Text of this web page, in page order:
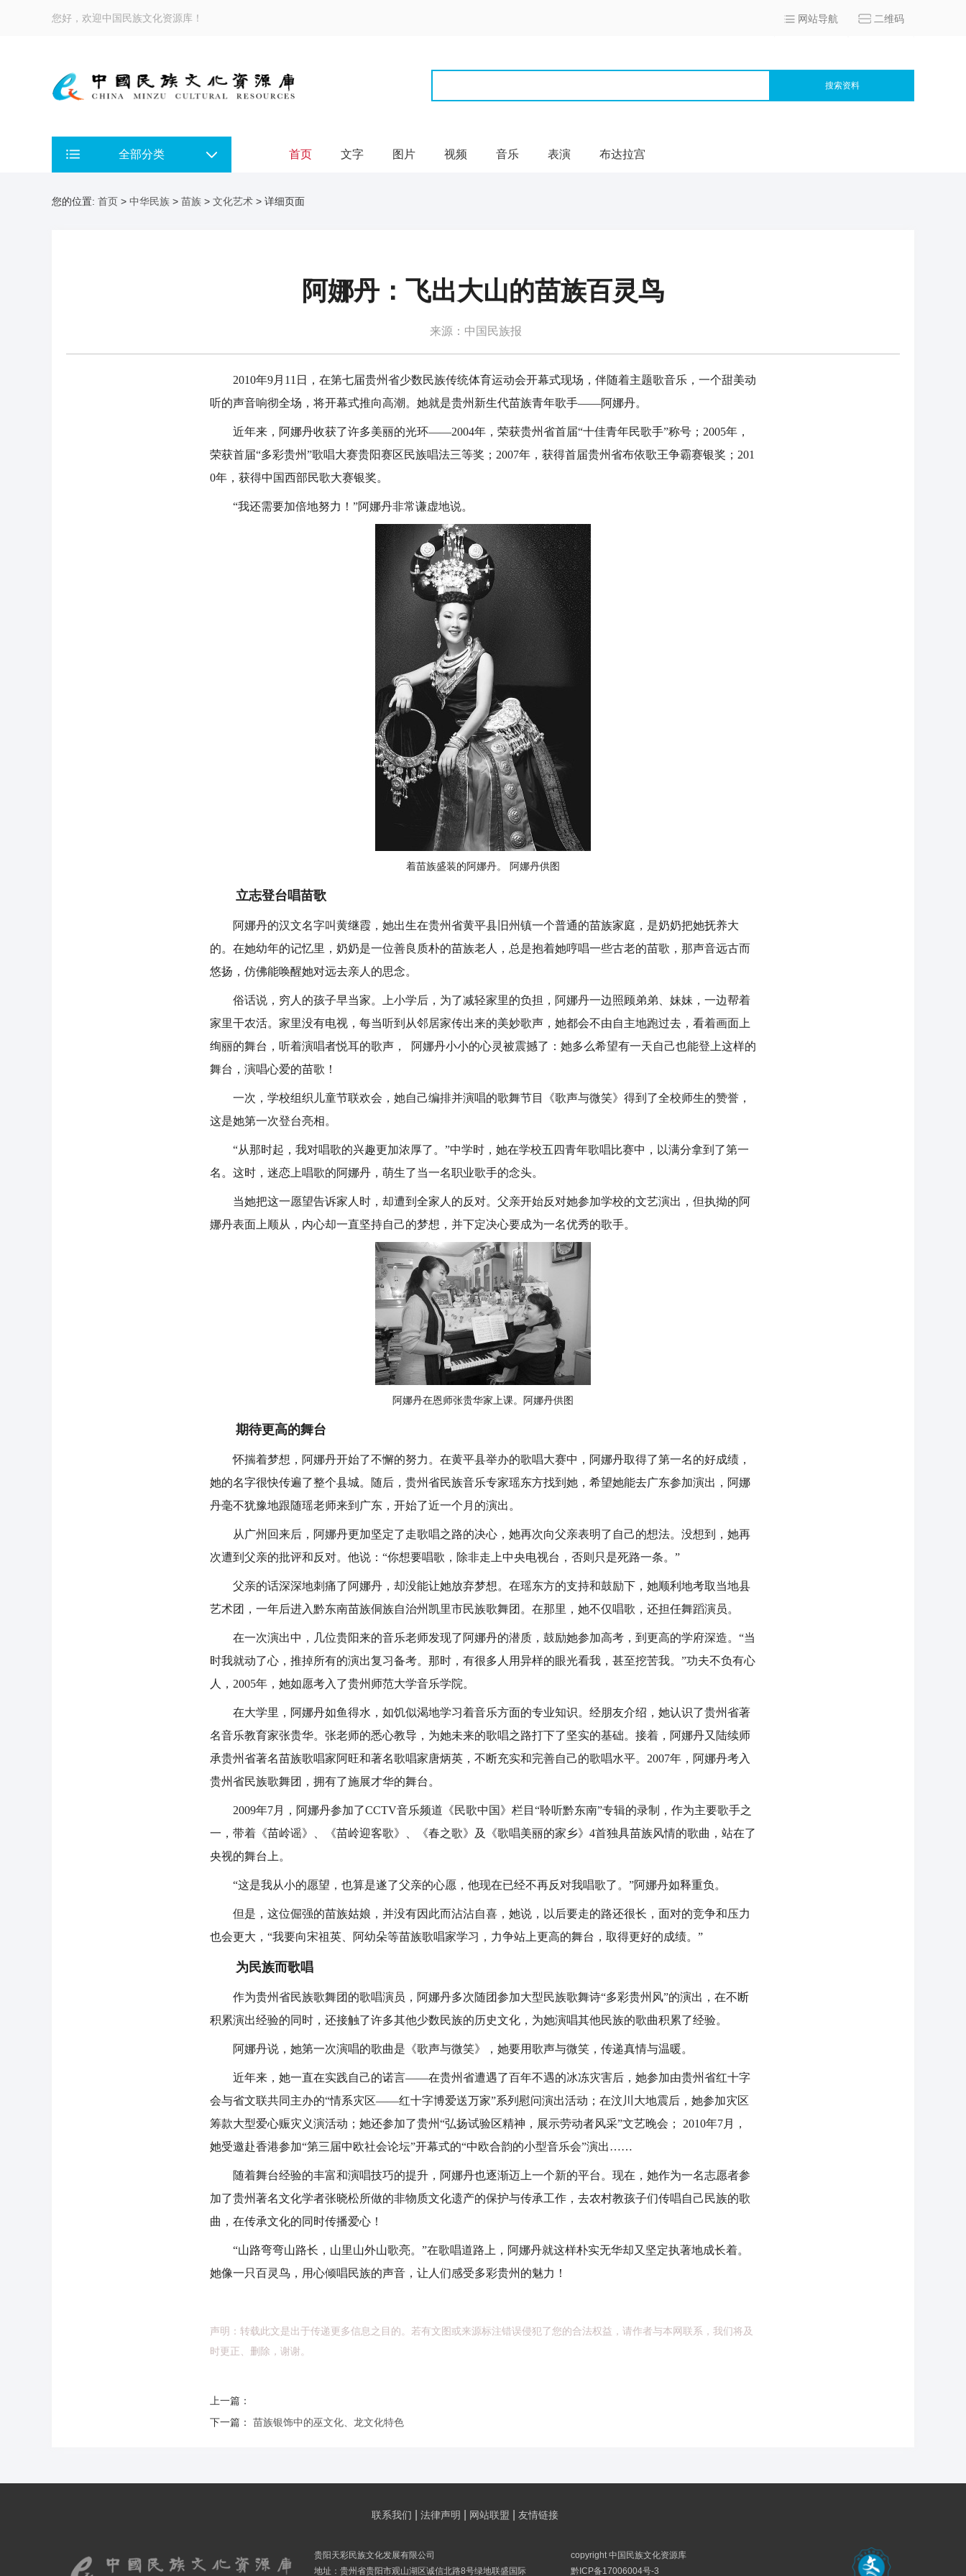
您好，欢迎中国民族文化资源库！ 网站导航 二维码
搜索资料
全部分类 首页 文字 图片 视频 音乐 表演 布达拉宫
您的位置: 首页 > 中华民族 > 苗族 > 文化艺术 > 详细页面
阿娜丹：飞出大山的苗族百灵鸟
来源：中国民族报
2010年9月11日，在第七届贵州省少数民族传统体育运动会开幕式现场，伴随着主题歌音乐，一个甜美动
听的声音响彻全场，将开幕式推向高潮。她就是贵州新生代苗族青年歌手——阿娜丹。
近年来，阿娜丹收获了许多美丽的光环——2004年，荣获贵州省首届“十佳青年民歌手”称号；2005年，
荣获首届“多彩贵州”歌唱大赛贵阳赛区民族唱法三等奖；2007年，获得首届贵州省布依歌王争霸赛银奖；201
0年，获得中国西部民歌大赛银奖。
“我还需要加倍地努力！”阿娜丹非常谦虚地说。
着苗族盛装的阿娜丹。 阿娜丹供图
立志登台唱苗歌
阿娜丹的汉文名字叫黄继霞，她出生在贵州省黄平县旧州镇一个普通的苗族家庭，是奶奶把她抚养大
的。在她幼年的记忆里，奶奶是一位善良质朴的苗族老人，总是抱着她哼唱一些古老的苗歌，那声音远古而
悠扬，仿佛能唤醒她对远去亲人的思念。
俗话说，穷人的孩子早当家。上小学后，为了减轻家里的负担，阿娜丹一边照顾弟弟、妹妹，一边帮着
家里干农活。家里没有电视，每当听到从邻居家传出来的美妙歌声，她都会不由自主地跑过去，看着画面上
绚丽的舞台，听着演唱者悦耳的歌声， 阿娜丹小小的心灵被震撼了：她多么希望有一天自己也能登上这样的
舞台，演唱心爱的苗歌！
一次，学校组织儿童节联欢会，她自己编排并演唱的歌舞节目《歌声与微笑》得到了全校师生的赞誉，
这是她第一次登台亮相。
“从那时起，我对唱歌的兴趣更加浓厚了。”中学时，她在学校五四青年歌唱比赛中，以满分拿到了第一
名。这时，迷恋上唱歌的阿娜丹，萌生了当一名职业歌手的念头。
当她把这一愿望告诉家人时，却遭到全家人的反对。父亲开始反对她参加学校的文艺演出，但执拗的阿
娜丹表面上顺从，内心却一直坚持自己的梦想，并下定决心要成为一名优秀的歌手。
阿娜丹在恩师张贵华家上课。阿娜丹供图
期待更高的舞台
怀揣着梦想，阿娜丹开始了不懈的努力。在黄平县举办的歌唱大赛中，阿娜丹取得了第一名的好成绩，
她的名字很快传遍了整个县城。随后，贵州省民族音乐专家瑶东方找到她，希望她能去广东参加演出，阿娜
丹毫不犹豫地跟随瑶老师来到广东，开始了近一个月的演出。
从广州回来后，阿娜丹更加坚定了走歌唱之路的决心，她再次向父亲表明了自己的想法。没想到，她再
次遭到父亲的批评和反对。他说：“你想要唱歌，除非走上中央电视台，否则只是死路一条。”
父亲的话深深地刺痛了阿娜丹，却没能让她放弃梦想。在瑶东方的支持和鼓励下，她顺利地考取当地县
艺术团，一年后进入黔东南苗族侗族自治州凯里市民族歌舞团。在那里，她不仅唱歌，还担任舞蹈演员。
在一次演出中，几位贵阳来的音乐老师发现了阿娜丹的潜质，鼓励她参加高考，到更高的学府深造。“当
时我就动了心，推掉所有的演出复习备考。那时，有很多人用异样的眼光看我，甚至挖苦我。”功夫不负有心
人，2005年，她如愿考入了贵州师范大学音乐学院。
在大学里，阿娜丹如鱼得水，如饥似渴地学习着音乐方面的专业知识。经朋友介绍，她认识了贵州省著
名音乐教育家张贵华。张老师的悉心教导，为她未来的歌唱之路打下了坚实的基础。接着，阿娜丹又陆续师
承贵州省著名苗族歌唱家阿旺和著名歌唱家唐炳英，不断充实和完善自己的歌唱水平。2007年，阿娜丹考入
贵州省民族歌舞团，拥有了施展才华的舞台。
2009年7月，阿娜丹参加了CCTV音乐频道《民歌中国》栏目“聆听黔东南”专辑的录制，作为主要歌手之
一，带着《苗岭谣》、《苗岭迎客歌》、《春之歌》及《歌唱美丽的家乡》4首独具苗族风情的歌曲，站在了
央视的舞台上。
“这是我从小的愿望，也算是遂了父亲的心愿，他现在已经不再反对我唱歌了。”阿娜丹如释重负。
但是，这位倔强的苗族姑娘，并没有因此而沾沾自喜，她说，以后要走的路还很长，面对的竞争和压力
也会更大，“我要向宋祖英、阿幼朵等苗族歌唱家学习，力争站上更高的舞台，取得更好的成绩。”
为民族而歌唱
作为贵州省民族歌舞团的歌唱演员，阿娜丹多次随团参加大型民族歌舞诗“多彩贵州风”的演出，在不断
积累演出经验的同时，还接触了许多其他少数民族的历史文化，为她演唱其他民族的歌曲积累了经验。
阿娜丹说，她第一次演唱的歌曲是《歌声与微笑》，她要用歌声与微笑，传递真情与温暖。
近年来，她一直在实践自己的诺言——在贵州省遭遇了百年不遇的冰冻灾害后，她参加由贵州省红十字
会与省文联共同主办的“情系灾区——红十字博爱送万家”系列慰问演出活动；在汶川大地震后，她参加灾区
筹款大型爱心赈灾义演活动；她还参加了贵州“弘扬试验区精神，展示劳动者风采”文艺晚会； 2010年7月，
她受邀赴香港参加“第三届中欧社会论坛”开幕式的“中欧合韵的小型音乐会”演出……
随着舞台经验的丰富和演唱技巧的提升，阿娜丹也逐渐迈上一个新的平台。现在，她作为一名志愿者参
加了贵州著名文化学者张晓松所做的非物质文化遗产的保护与传承工作，去农村教孩子们传唱自己民族的歌
曲，在传承文化的同时传播爱心！
“山路弯弯山路长，山里山外山歌亮。”在歌唱道路上，阿娜丹就这样朴实无华却又坚定执著地成长着。
她像一只百灵鸟，用心倾唱民族的声音，让人们感受多彩贵州的魅力！
声明：转载此文是出于传递更多信息之目的。若有文图或来源标注错误侵犯了您的合法权益，请作者与本网联系，我们将及
时更正、删除，谢谢。
上一篇：
下一篇： 苗族银饰中的巫文化、龙文化特色
联系我们 法律声明 网站联盟 友情链接
贵阳天彩民族文化发展有限公司
地址：贵州省贵阳市观山湖区诚信北路8号绿地联盛国际
copyright 中国民族文化资源库
黔ICP备17006004号-3